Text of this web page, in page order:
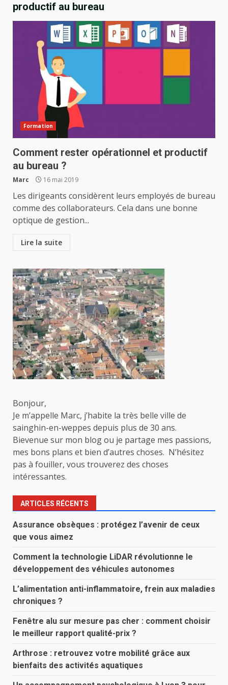
productif au bureau
Formation
Comment rester opérationnel et productif
au bureau ?
Marc 16 mai 2019
Les dirigeants considèrent leurs employés de bureau
comme des collaborateurs. Cela dans une bonne
optique de gestion...
Lire la suite
Bonjour,
Je m’appelle Marc, j’habite la très belle ville de
sainghin-en-weppes depuis plus de 30 ans.
Bievenue sur mon blog ou je partage mes passions,
mes bons plans et bien d’autres choses. N’hésitez
pas à fouiller, vous trouverez des choses
intéressantes.
ARTICLES RÉCENTS
Assurance obsèques : protégez l’avenir de ceux
que vous aimez
Comment la technologie LiDAR révolutionne le
développement des véhicules autonomes
L’alimentation anti-inflammatoire, frein aux maladies
chroniques ?
Fenêtre alu sur mesure pas cher : comment choisir
le meilleur rapport qualité-prix ?
Arthrose : retrouvez votre mobilité grâce aux
bienfaits des activités aquatiques